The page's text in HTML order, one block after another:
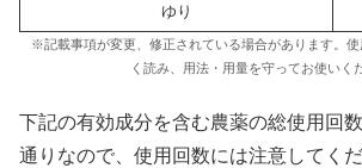
ゆり
※記載事項が変更、修正されている場合があります。使
く読み、用法・用量を守ってお使いく
下記の有効成分を含む農薬の総使用回
通りなので、使用回数には注意してくだ